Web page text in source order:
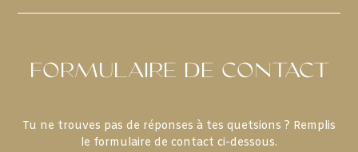
FORMULAIRE DE CONTACT
Tu ne trouves pas de réponses à tes quetsions ? Remplis
le formulaire de contact ci-dessous.